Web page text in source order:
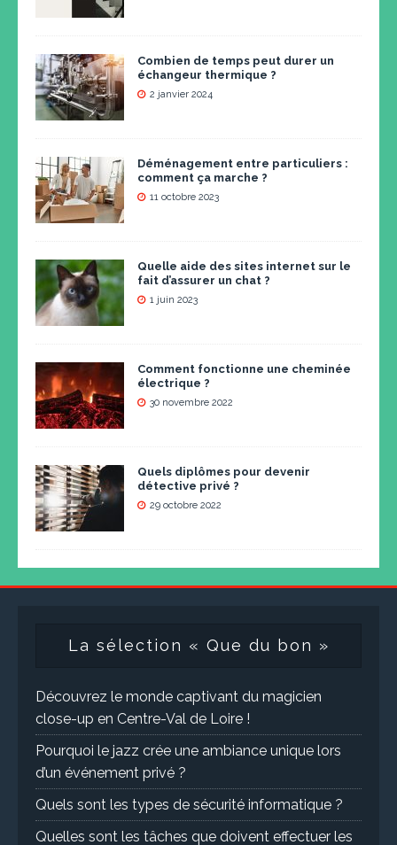
Combien de temps peut durer un
échangeur thermique ?
2 janvier 2024
Déménagement entre particuliers :
comment ça marche ?
11 octobre 2023
Quelle aide des sites internet sur le
fait d’assurer un chat ?
1 juin 2023
Comment fonctionne une cheminée
électrique ?
30 novembre 2022
Quels diplômes pour devenir
détective privé ?
29 octobre 2022
La sélection « Que du bon »
Découvrez le monde captivant du magicien
close-up en Centre-Val de Loire !
Pourquoi le jazz crée une ambiance unique lors
d’un événement privé ?
Quels sont les types de sécurité informatique ?
Quelles sont les tâches que doivent effectuer les